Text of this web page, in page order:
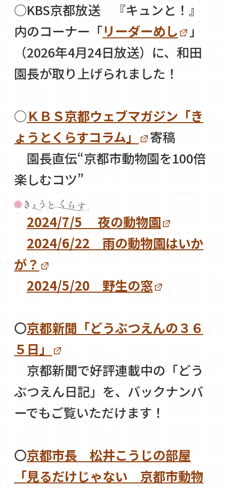
○KBS京都放送 『キュンと！』
内のコーナー「リーダーめし
」
（2026年4月24日放送）に、和田
園長が取り上げられました！
○ＫＢＳ京都ウェブマガジン「き
ょうとくらすコラム」
寄稿
園長直伝“京都市動物園を100倍
楽しむコツ”
2024/7/5 夜の動物園
2024/6/22 雨の動物園はいか
が？
2024/5/20 野生の窓
〇京都新聞「どうぶつえんの３６
５日」
京都新聞で好評連載中の「どう
ぶつえん日記」を、バックナンバ
ーでもご覧いただけます！
〇京都市長 松井こうじの部屋
「見るだけじゃない 京都市動物